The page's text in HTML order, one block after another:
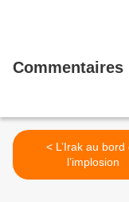
Commentaires
< L’Irak au bord de
l’implosion